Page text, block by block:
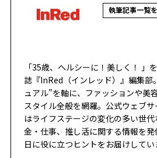
執筆記事一覧
「35歳、ヘルシーに！美しく！ 」
誌『InRed（インレッド）』編集部
ュアル”を軸に、ファッションや美
スタイル全般を網羅。公式ウェブ
はライフステージの変化の多い世
金・仕事、推し活に関する情報を
日に役に立つヒントをお届けしてい